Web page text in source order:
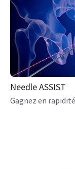
Needle ASSIST
Gagnez en